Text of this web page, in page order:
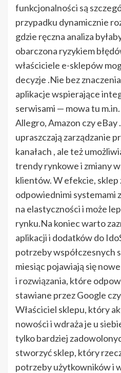
funkcjonalności są
przypadku dynamicznie
gdzie ręczna analiza
obarczona ryzykiem
właściciele e-sklepów
decyzje .Nie bez
aplikacje wspierające
serwisami — mowa tu
Allegro, Amazon czy
upraszczają zarządzanie
kanałach , ale też
trendy rynkowe i zmiany
klientów. W efekcie,
odpowiednimi systemami
na elastyczności i może
rynku.Na koniec warto
aplikacji i dodatków do
potrzeby współczesnych
miesiąc pojawiają się
i rozwiązania, które
stawiane przez Google
Właściciel sklepu, który
nowości i wdraża je u
tylko bardziej
stworzyć sklep, który
potrzeby użytkowników i